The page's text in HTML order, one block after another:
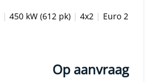
| 450 kW (612 pk) | 4x2 | Euro 2
Op aanvraag